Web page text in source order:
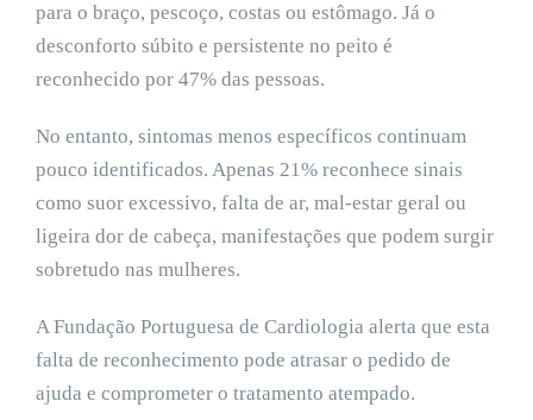
para o braço, pescoço, costas ou estômago. Já o
desconforto súbito e persistente no peito é
reconhecido por 47% das pessoas.
No entanto, sintomas menos específicos continuam
pouco identificados. Apenas 21% reconhece sinais
como suor excessivo, falta de ar, mal-estar geral ou
ligeira dor de cabeça, manifestações que podem surgir
sobretudo nas mulheres.
A Fundação Portuguesa de Cardiologia alerta que esta
falta de reconhecimento pode atrasar o pedido de
ajuda e comprometer o tratamento atempado.